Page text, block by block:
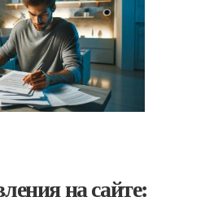
на сайте: